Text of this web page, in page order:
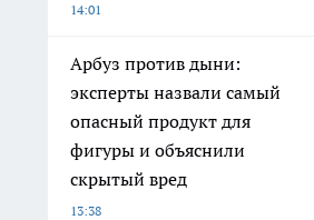
14:01
Арбуз против дыни:
эксперты назвали самый
опасный продукт для
фигуры и объяснили
скрытый вред
13:38